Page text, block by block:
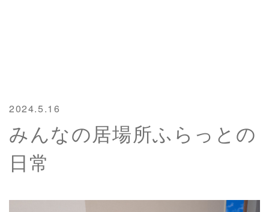
2024.5.16
みんなの居場所ふらっとの
日常